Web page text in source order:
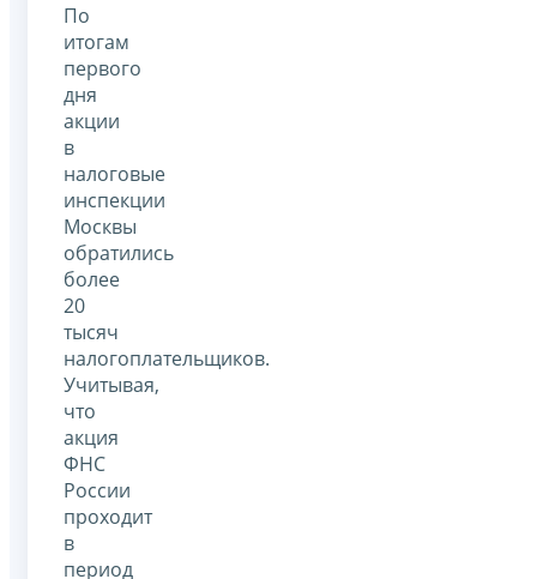
По
итогам
первого
дня
акции
в
налоговые
инспекции
Москвы
обратились
более
20
тысяч
налогоплательщиков.
Учитывая,
что
акция
ФНС
России
проходит
в
период